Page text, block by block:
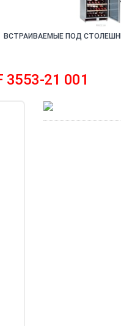
ВСТРАИВАЕМЫЕ ПОД
21 001